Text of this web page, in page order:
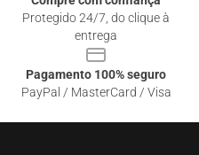
Protegido 24/7, do clique à
entrega
Pagamento 100% seguro
PayPal / MasterCard / Visa